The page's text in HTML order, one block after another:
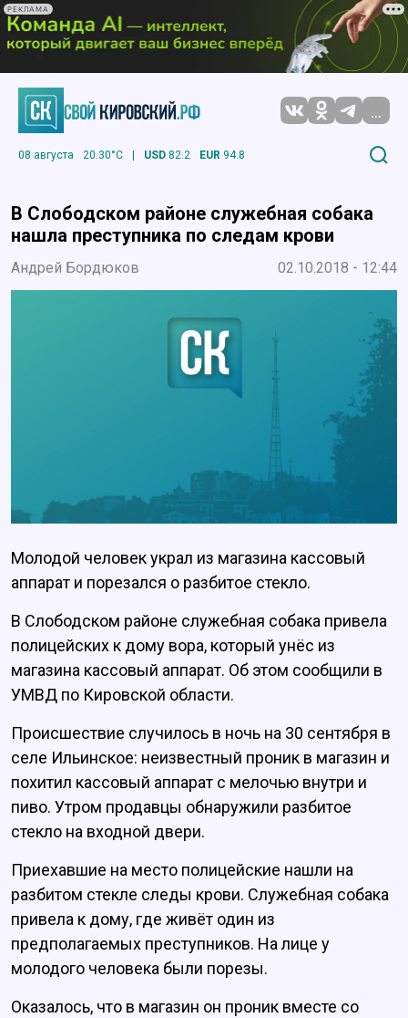
РЕКЛАМА
...
08 августа 20.30°C | USD 82.2 EUR 94.8
В Слободском районе служебная собака
нашла преступника по следам крови
Андрей Бордюков 02.10.2018 - 12:44
Молодой человек украл из магазина кассовый
аппарат и порезался о разбитое стекло.
В Слободском районе служебная собака привела
полицейских к дому вора, который унёс из
магазина кассовый аппарат. Об этом сообщили в
УМВД по Кировской области.
Происшествие случилось в ночь на 30 сентября в
селе Ильинское: неизвестный проник в магазин и
похитил кассовый аппарат с мелочью внутри и
пиво. Утром продавцы обнаружили разбитое
стекло на входной двери.
Приехавшие на место полицейские нашли на
разбитом стекле следы крови. Служебная собака
привела к дому, где живёт один из
предполагаемых преступников. На лице у
молодого человека были порезы.
Оказалось, что в магазин он проник вместе со